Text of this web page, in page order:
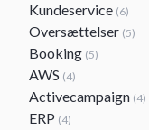
Kundeservice (6)
Oversættelser (5)
Booking (5)
AWS (4)
Activecampaign (4)
ERP (4)